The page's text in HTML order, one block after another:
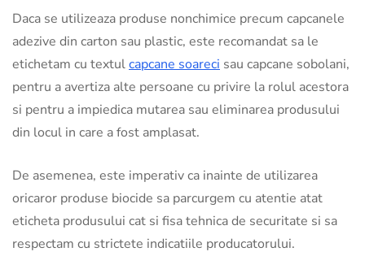
Daca se utilizeaza produse nonchimice precum capcanele
adezive din carton sau plastic, este recomandat sa le
etichetam cu textulcapcane soareci sau capcane sobolani,
pentru a avertiza alte persoane cu privire la rolul acestora
si pentru a impiedica mutarea sau eliminarea produsului
din locul in care a fost amplasat.
De asemenea, este imperativ ca inainte de utilizarea
oricaror produse biocide sa parcurgem cu atentie atat
eticheta produsului cat si fisa tehnica de securitate si sa
respectam cu strictete indicatiile producatorului.